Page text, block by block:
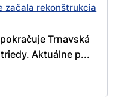
začala rekonštrukcia
Trnavská
Aktuálne p...